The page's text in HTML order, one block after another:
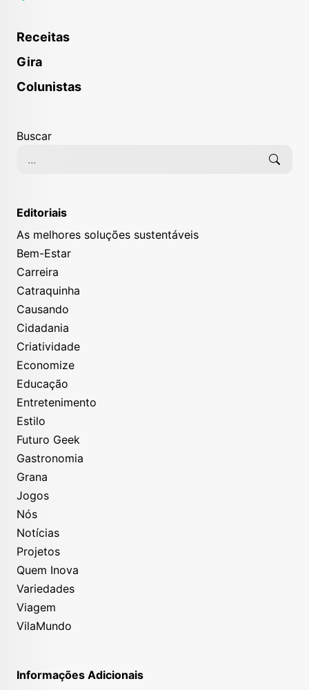
Receitas
Gira
Colunistas
Buscar
Editoriais
As melhores soluções sustentáveis
Bem-Estar
Carreira
Catraquinha
Causando
Cidadania
Criatividade
Economize
Educação
Entretenimento
Estilo
Futuro Geek
Gastronomia
Grana
Jogos
Nós
Notícias
Projetos
Quem Inova
Variedades
Viagem
VilaMundo
Informações Adicionais